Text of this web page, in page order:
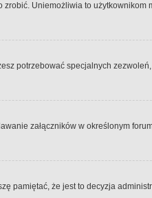
Uniemożliwia to
potrzebować specjalnych
załączników w określonym
pamiętać, że jest to decyzja